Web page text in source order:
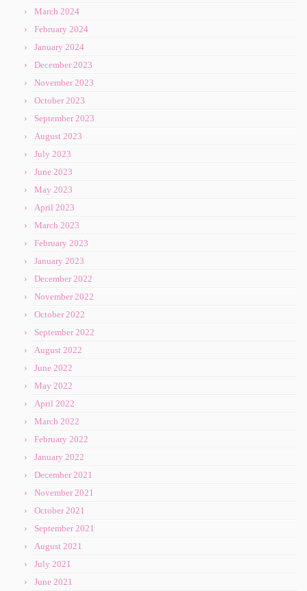
March 2024
February 2024
January 2024
December 2023
November 2023
October 2023
September 2023
August 2023
July 2023
June 2023
May 2023
April 2023
March 2023
February 2023
January 2023
December 2022
November 2022
October 2022
September 2022
August 2022
June 2022
May 2022
April 2022
March 2022
February 2022
January 2022
December 2021
November 2021
October 2021
September 2021
August 2021
July 2021
June 2021